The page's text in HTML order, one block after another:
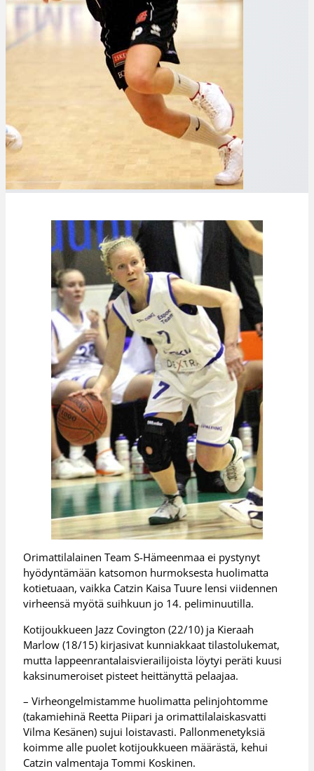
Orimattilalainen Team S-Hämeenmaa ei pystynyt
hyödyntämään katsomon hurmoksesta huolimatta
kotietuaan, vaikka Catzin Kaisa Tuure lensi viidennen
virheensä myötä suihkuun jo 14. peliminuutilla.
Kotijoukkueen Jazz Covington (22/10) ja Kieraah
Marlow (18/15) kirjasivat kunniakkaat tilastolukemat,
mutta lappeenrantalaisvierailijoista löytyi peräti kuusi
kaksinumeroiset pisteet heittänyttä pelaajaa.
– Virheongelmistamme huolimatta pelinjohtomme
(takamiehinä Reetta Piipari ja orimattilalaiskasvatti
Vilma Kesänen) sujui loistavasti. Pallonmenetyksiä
koimme alle puolet kotijoukkueen määrästä, kehui
Catzin valmentaja Tommi Koskinen.